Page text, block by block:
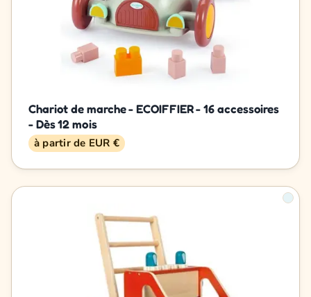
Chariot de marche - ECOIFFIER - 16 accessoires
- Dès 12 mois
à partir de EUR €